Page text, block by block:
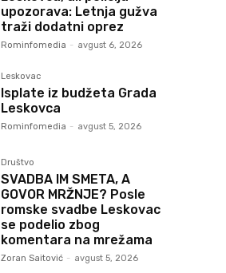
upozorava: Letnja gužva
traži dodatni oprez
Rominfomedia - avgust 6, 2026
Leskovac
Isplate iz budžeta Grada
Leskovca
Rominfomedia - avgust 5, 2026
Društvo
SVADBA IM SMETA, A
GOVOR MRŽNJE? Posle
romske svadbe Leskovac
se podelio zbog
komentara na mrežama
Zoran Saitović - avgust 5, 2026